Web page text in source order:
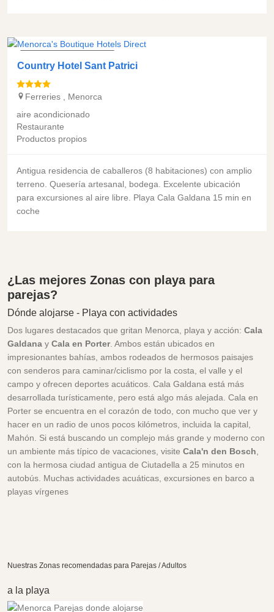
Country Hotel Sant Patrici
Ferreries
Menorca
aire acondicionado
Restaurante
Productos propios
Antigua residencia de caballeros (8 habitaciones) con amplio
terreno. Quesería artesanal, bodega. Excelente ubicación
para excursiones al aire libre. Playa Cala Galdana 15 min en
coche
¿Las mejores Zonas con playa para
parejas?
Dónde alojarse - Playa con actividades
Dos lugares destacados que gritan Menorca, playa y acción: Cala
Galdana y Cala en Porter. Ambos están ubicados en
impresionantes bahías, ambos rodeados de hermosos paisajes
con senderos para caminar/ciclismo por la costa, el valle y el
campo y ofrecen deportes acuáticos. Cala Galdana está más
desarrollada turísticamente, pero está algo más alejada. Cala en
Porter se encuentra en el corazón de todo, con mucho que ver y
hacer en un radio de unos pocos kilómetros, incluida la capital,
Mahón. Si está buscando un complejo más grande y moderno con
un ambiente más típico de vacaciones, visite Cala'n den Bosch
con la hermosa ciudad antigua de Ciutadella a 25 minutos en
autobús. Muchas actividades acuáticas, excursiones en barco a
playas vírgenes
Nuestras Zonas recomendadas para Parejas / Adultos
a la playa